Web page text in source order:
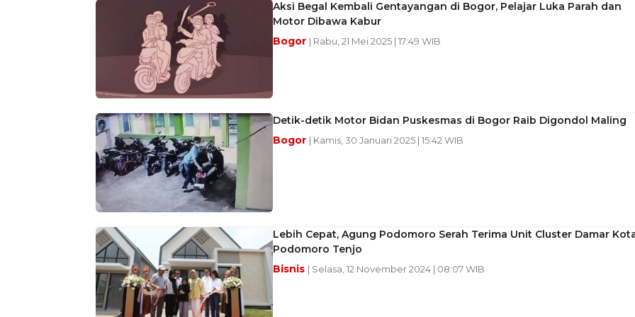
Aksi Begal Kembali Gentayangan di Bogor, Pelajar Luka Parah dan
Motor Dibawa Kabur
Bogor | Rabu, 21 Mei 2025 | 17:49 WIB
Detik-detik Motor Bidan Puskesmas di Bogor Raib Digondol Maling
Bogor | Kamis, 30 Januari 2025 | 15:42 WIB
Lebih Cepat, Agung Podomoro Serah Terima Unit Cluster Damar
Podomoro Tenjo
Bisnis | Selasa, 12 November 2024 | 08:07 WIB